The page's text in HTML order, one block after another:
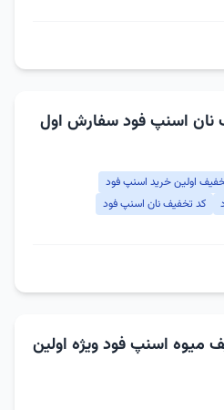
اولین خرید اسنپ فود
کد تخفیف نان اسنپ فود
میوه اسنپ فود ویژه اولین